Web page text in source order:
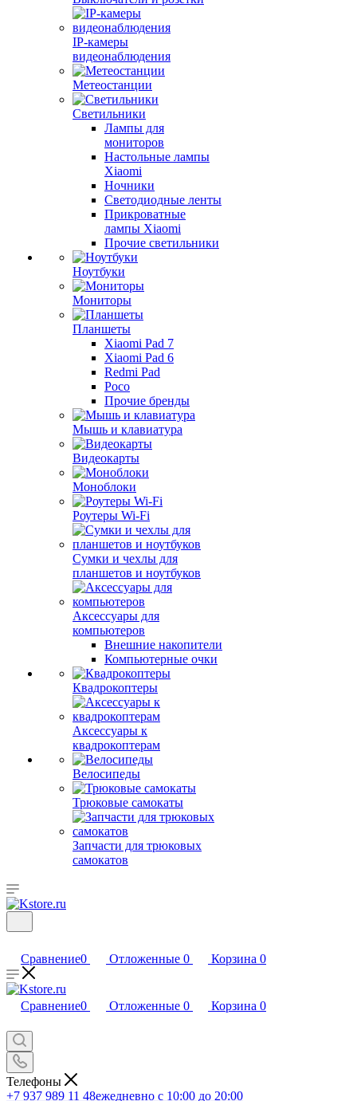
IP-камеры
видеонаблюдения
Метеостанции
Светильники
Лампы для
мониторов
Настольные лампы
Xiaomi
Ночники
Светодиодные ленты
Прикроватные
лампы Xiaomi
Прочие светильники
Ноутбуки
Мониторы
Планшеты
Xiaomi Pad 7
Xiaomi Pad 6
Redmi Pad
Poco
Прочие бренды
Мышь и клавиатура
Видеокарты
Моноблоки
Роутеры Wi-Fi
Сумки и чехлы для
планшетов и ноутбуков
Аксессуары для
компьютеров
Внешние накопители
Компьютерные очки
Квадрокоптеры
Аксессуары к
квадрокоптерам
Велосипеды
Трюковые самокаты
Запчасти для трюковых
самокатов
Сравнение0 Отложенные 0 Корзина 0
Сравнение0 Отложенные 0 Корзина 0
Телефоны
+7 937 989 11 48ежедневно с 10:00 до 20:00